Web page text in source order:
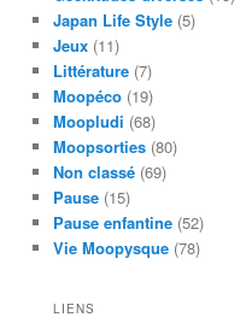
Japan Life Style (5)
Jeux (11)
Littérature (7)
Moopéco (19)
Moopludi (68)
Moopsorties (80)
Non classé (69)
Pause (15)
Pause enfantine (52)
Vie Moopysque (78)
LIENS